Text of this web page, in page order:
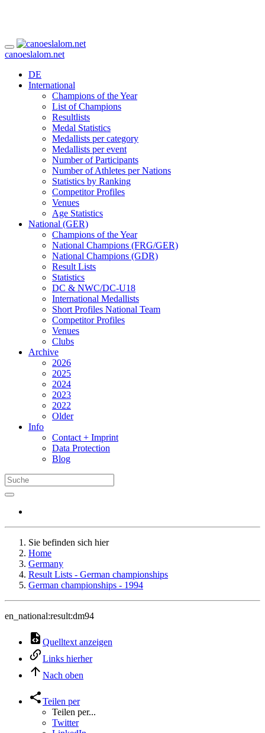
canoeslalom.net
DE
International
Champions of the Year
List of Champions
Resultlists
Medal Statistics
Medallists per category
Medallists per event
Number of Participants
Number of Athletes per Nations
Statistics by Ranking
Competitor Profiles
Venues
Age Statistics
National (GER)
Champions of the Year
National Champions (FRG/GER)
National Champions (GDR)
Result Lists
Statistics
DC & NWC/DC-U18
International Medallists
Short Profiles National Team
Competitor Profiles
Venues
Clubs
Archive
2026
2025
2024
2023
2022
Older
Info
Contact + Imprint
Data Protection
Blog
Sie befinden sich hier
Home
Germany
Result Lists - German championships
German championships - 1994
en_national:result:dm94
Quelltext anzeigen
Links hierher
Nach oben
Teilen per
Teilen per...
Twitter